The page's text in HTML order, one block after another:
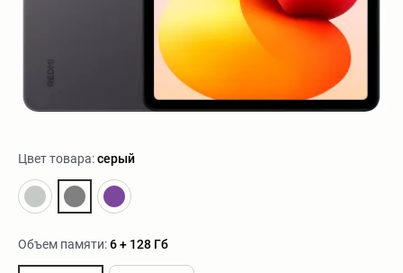
Цвет товара:серый
Объем памяти:6 + 128 Гб